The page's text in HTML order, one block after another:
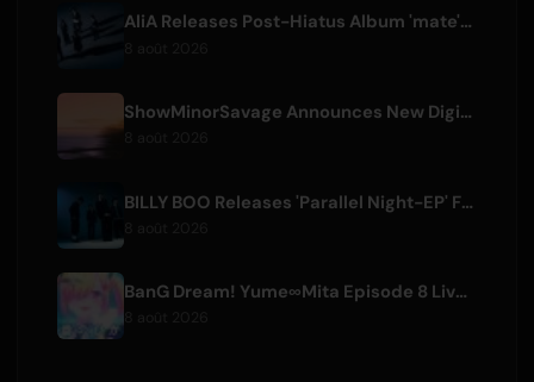
AliA Releases Post-Hiatus Album 'mate', Announces Tokyo Live
ShowMinorSavage Announces New Digital Single 'Gradation'
BILLY BOO Releases 'Parallel Night-EP' Featuring TV Drama Theme Song
BanG Dream! Yume∞Mita Episode 8 Live Clip Released